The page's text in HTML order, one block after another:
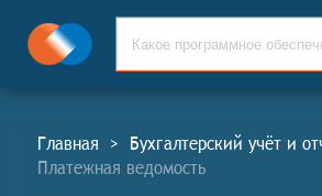
Главная > Бухгалтерский учёт и
Платежная ведомость